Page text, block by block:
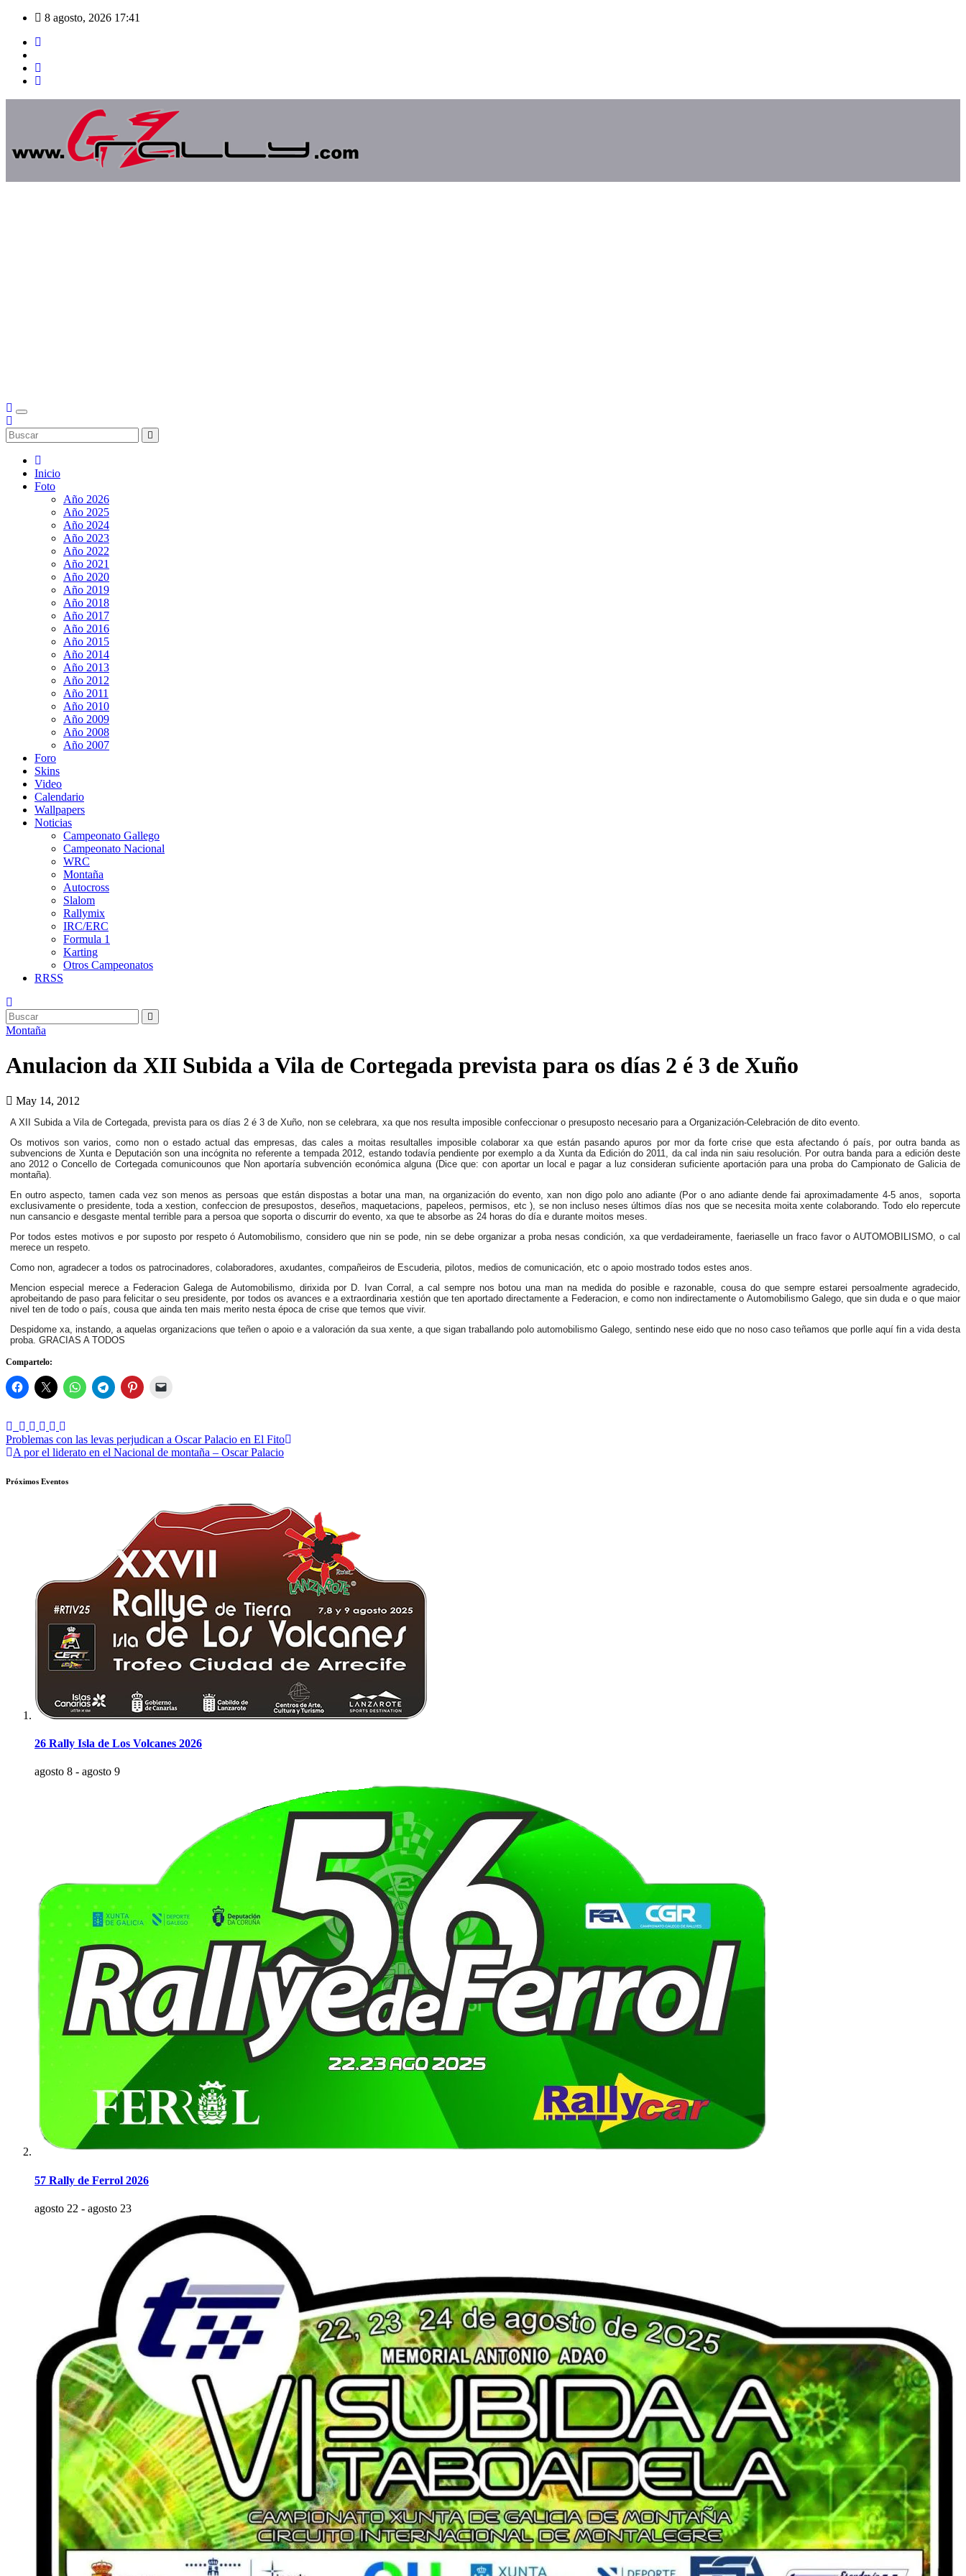
Saltar
contenido
8 agosto, 2026 17:41
Inicio
Foto
Año 2026
Año 2025
Año 2024
Año 2023
Año 2022
Año 2021
Año 2020
Año 2019
Año 2018
Año 2017
Año 2016
Año 2015
Año 2014
Año 2013
Año 2012
Año 2011
Año 2010
Año 2009
Año 2008
Año 2007
Foro
Skins
Video
Calendario
Wallpapers
Noticias
Campeonato Gallego
Campeonato Nacional
WRC
Montaña
Autocross
Slalom
Rallymix
IRC/ERC
Formula 1
Karting
Otros Campeonatos
RRSS
Montaña
Anulacion da XII Subida a Vila de Cortegada prevista para os días 2 é 3 de Xuño
May 14, 2012
A XII Subida a Vila de Cortegada, prevista para os días 2 é 3 de Xuño, non se celebrara, xa que nos resulta imposible confeccionar o presuposto necesario para a Organización-Celebración de dito evento.
Os motivos son varios, como non o estado actual das empresas, das cales a moitas resultalles imposible colaborar xa que están pasando apuros por mor da forte crise que esta afectando ó país, por outra banda as
subvencions de Xunta e Deputación son una incógnita no referente a tempada 2012, estando todavía pendiente por exemplo a da Xunta da Edición do 2011, da cal inda nin saiu resolución. Por outra banda para a edición deste
ano 2012 o Concello de Cortegada comunicounos que Non aportaría subvención económica alguna (Dice que: con aportar un local e pagar a luz consideran suficiente aportación para una proba do Campionato de Galicia de
montaña).
En outro aspecto, tamen cada vez son menos as persoas que están dispostas a botar una man, na organización do evento, xan non digo polo ano adiante (Por o ano adiante dende fai aproximadamente 4-5 anos, soporta
exclusivamente o presidente, toda a xestion, confeccion de presupostos, deseños, maquetacions, papeleos, permisos, etc ), se non incluso neses últimos días nos que se necesita moita xente colaborando. Todo elo repercute
nun cansancio e desgaste mental terrible para a persoa que soporta o discurrir do evento, xa que te absorbe as 24 horas do día e durante moitos meses.
Por todos estes motivos e por suposto por respeto ó Automobilismo, considero que nin se pode, nin se debe organizar a proba nesas condición, xa que verdadeiramente, faeriaselle un fraco favor o AUTOMOBILISMO, o cal
merece un respeto.
Como non, agradecer a todos os patrocinadores, colaboradores, axudantes, compañeiros de Escuderia, pilotos, medios de comunicación, etc o apoio mostrado todos estes anos.
Mencion especial merece a Federacion Galega de Automobilismo, dirixida por D. Ivan Corral, a cal sempre nos botou una man na medida do posible e razonable, cousa do que sempre estarei persoalmente agradecido,
aprobeitando de paso para felicitar o seu presidente, por todos os avances e a extraordinaria xestión que ten aportado directamente a Federacion, e como non indirectamente o Automobilismo Galego, que sin duda e o que maior
nivel ten de todo o país, cousa que ainda ten mais merito nesta época de crise que temos que vivir.
Despidome xa, instando, a aquelas organizacions que teñen o apoio e a valoración da sua xente, a que sigan traballando polo automobilismo Galego, sentindo nese eido que no noso caso teñamos que porlle aquí fin a vida desta
proba. GRACIAS A TODOS
Compartelo:
Navegación
de
entradas
Problemas con las levas perjudican a Oscar Palacio en El Fito
A por el liderato en el Nacional de montaña – Oscar Palacio
Próximos Eventos
26 Rally Isla de Los Volcanes 2026
agosto 8 - agosto 9
57 Rally de Ferrol 2026
agosto 22 - agosto 23